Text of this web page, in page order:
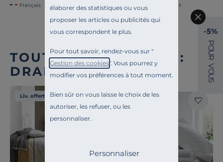
élaborer des statistiques ou vous
proposer les articles ou publicités qui
vous correspondent le plus.
Pour tout savoir, rendez-vous sur "
Gestion des cookies". Vous pourrez y
modifier vos préférences à tout moment.
Bien sûr on vous laisse le choix de les
autoriser, les refuser, ou les
personnaliser.
Personnaliser
Français Français
TOUTE NOTRE OFFRE :
DRAPS HOUSSE
Liv. offerte Liv. offerte
-5%
P
O
U
R
V
O
U
S